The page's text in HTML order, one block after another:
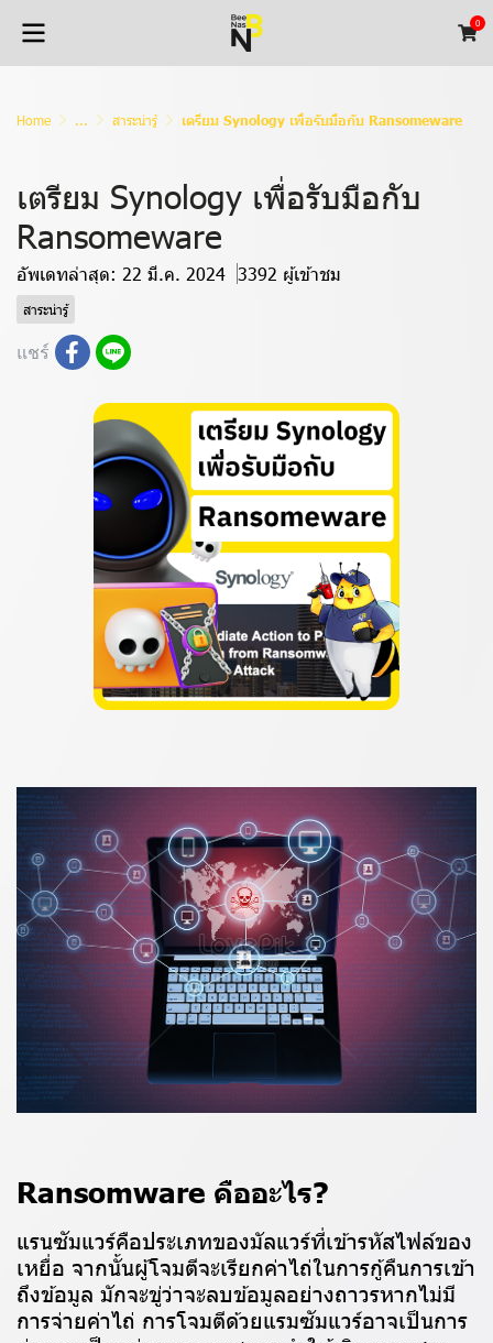
0
Home ... สาระน่ารู้ เตรียม Synology เพื่อรับมือกับ Ransomeware
เตรียม Synology เพื่อรับมือกับ
Ransomeware
อัพเดทล่าสุด: 22 มี.ค. 2024 3392 ผู้เข้าชม
สาระน่ารู้
แชร์
Ransomware คืออะไร?
แรนซัมแวร์คือประเภทของมัลแวร์ที่เข้ารหัสไฟล์ของ
เหยื่อ จากนั้นผู้โจมตีจะเรียกค่าไถ่ในการกู้คืนการเข้า
ถึงข้อมูล มักจะขู่ว่าจะลบข้อมูลอย่างถาวรหากไม่มี
การจ่ายค่าไถ่ การโจมตีด้วยแรมซัมแวร์อาจเป็นการ